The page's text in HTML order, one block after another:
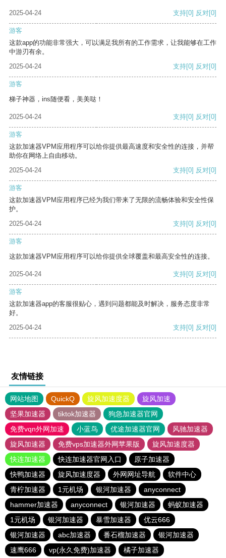
2025-04-24 支持[0] 反对[0]
游客
这款app的功能非常强大，可以满足我所有的工作需求，让我能够在工作
中游刃有余。
2025-04-24
支持[0] 反对[0]
游客
梯子神器，ins随便看，美美哒！
2025-04-24 支持[0] 反对[0]
游客
这款加速器VPM应用程序可以给你提供最高速度和安全性的连接，并帮
助你在网络上自由移动。
2025-04-24
支持[0] 反对[0]
游客
这款加速器VPM应用程序已经为我们带来了无限的流畅体验和安全性保
护。
2025-04-24
支持[0] 反对[0]
游客
这款加速器VPM应用程序可以给你提供全球覆盖和最高安全性的连接。
2025-04-24 支持[0] 反对[0]
游客
这款加速器app的客服很贴心，遇到问题都能及时解决，服务态度非常
好。
2025-04-24
支持[0] 反对[0]
友情链接
网站地图 QuickQ 旋风加速度器
旋风加速
坚果加速器
tiktok加速器
狗急加速器官网
免费vqn外网加速
小蓝鸟 优途加速器官网
风驰加速器
旋风加速器
免费vps加速器外网苹果版
旋风加速度器
快连加速器
快连加速器官网入口
原子加速器
快鸭加速器
旋风加速度器 外网网址导航
软件中心
青柠加速器
1元机场 银河加速器
anyconnect
hammer加速器
anyconnect 银河加速器
蚂蚁加速器
1元机场
银河加速器 暴雪加速器
优云666
银河加速器
abc加速器 番石榴加速器
银河加速器
速鹰666
vp(永久免费)加速器 橘子加速器